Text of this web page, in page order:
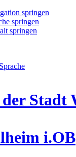
springen
springen
springen
i.OB